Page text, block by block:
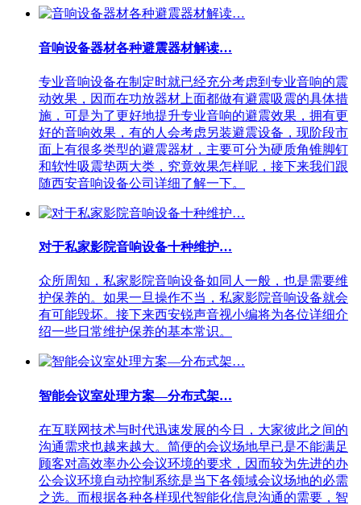
音响设备器材各种避震器材解读…
专业音响设备在制定时就已经充分考虑到专业音响的震
动效果，因而在功放器材上面都做有避震吸震的具体措
施，可是为了更好地提升专业音响的避震效果，拥有更
好的音响效果，有的人会考虑另装避震设备，现阶段市
面上有很多类型的避震器材，主要可分为硬质角锥脚钉
和软性吸震垫两大类，究竟效果怎样呢，接下来我们跟
随西安音响设备公司详细了解一下。
对于私家影院音响设备十种维护…
众所周知，私家影院音响设备如同人一般，也是需要维
护保养的。如果一旦操作不当，私家影院音响设备就会
有可能毁坏。接下来西安锐声音视小编将为各位详细介
绍一些日常维护保养的基本常识。
智能会议室处理方案—分布式架…
在互联网技术与时代迅速发展的今日，大家彼此之间的
沟通需求也越来越大。简便的会议场地早已是不能满足
顾客对高效率办公会议环境的要求，因而较为先进的办
公会议环境自动控制系统是当下各领域会议场地的必需
之选。而根据各种各样现代智能化信息沟通的需要，智